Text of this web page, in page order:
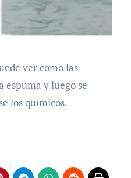
ver como las
espuma y luego se
los químicos.